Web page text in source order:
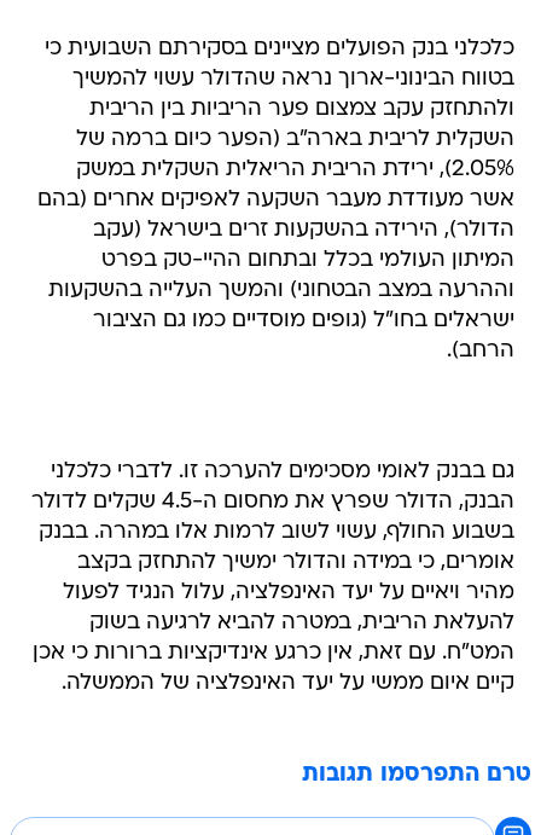
כלכלני בנק הפועלים מציינים בסקירתם השבועית כי
בטווח הבינוני-ארוך נראה שהדולר עשוי להמשיך
ולהתחזק עקב צמצום פער הריביות בין הריבית
השקלית לריבית בארה"ב (הפער כיום ברמה של
2.05%), ירידת הריבית הריאלית השקלית במשק
אשר מעודדת מעבר השקעה לאפיקים אחרים (בהם
הדולר), הירידה בהשקעות זרים בישראל (עקב
המיתון העולמי בכלל ובתחום ההיי-טק בפרט
וההרעה במצב הבטחוני) והמשך העלייה בהשקעות
ישראלים בחו"ל (גופים מוסדיים כמו גם הציבור
הרחב).
גם בבנק לאומי מסכימים להערכה זו. לדברי כלכלני
הבנק, הדולר שפרץ את מחסום ה-4.5 שקלים לדולר
בשבוע החולף, עשוי לשוב לרמות אלו במהרה. בבנק
אומרים, כי במידה והדולר ימשיך להתחזק בקצב
מהיר ויאיים על יעד האינפלציה, עלול הנגיד לפעול
להעלאת הריבית, במטרה להביא לרגיעה בשוק
המט"ח. עם זאת, אין כרגע אינדיקציות ברורות כי אכן
קיים איום ממשי על יעד האינפלציה של הממשלה.
טרם התפרסמו תגובות